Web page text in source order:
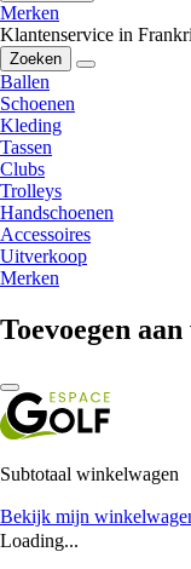
Merken
Klantenservice in
Zoeken
Ballen
Schoenen
Kleding
Tassen
Clubs
Trolleys
Handschoenen
Accessoires
Uitverkoop
Merken
Toevoegen
Subtotaal winkelwagen
Bekijk mijn
Loading...